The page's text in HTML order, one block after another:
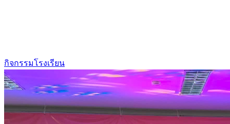
กิจกรรมโรงเรียน